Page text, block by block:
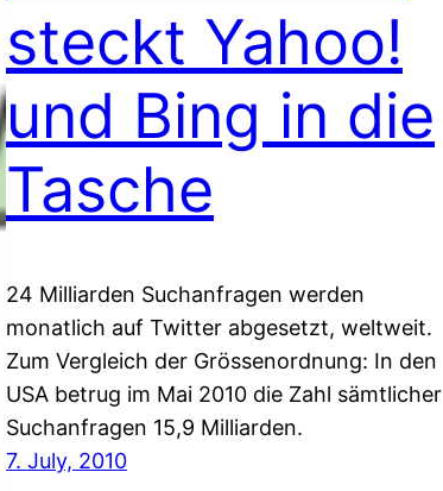
steckt Yahoo!
und Bing in die
Tasche
24 Milliarden Suchanfragen werden
monatlich auf Twitter abgesetzt, weltweit.
Zum Vergleich der Grössenordnung: In den
USA betrug im Mai 2010 die Zahl sämtlicher
Suchanfragen 15,9 Milliarden.
7. July, 2010